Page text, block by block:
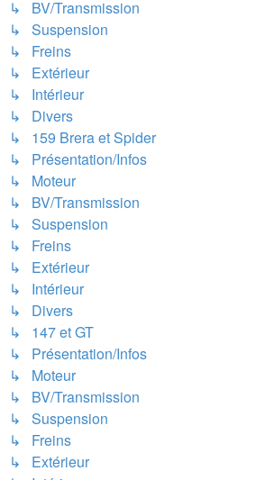
↳ BV/Transmission
↳ Suspension
↳ Freins
↳ Extérieur
↳ Intérieur
↳ Divers
↳ 159 Brera et Spider
↳ Présentation/Infos
↳ Moteur
↳ BV/Transmission
↳ Suspension
↳ Freins
↳ Extérieur
↳ Intérieur
↳ Divers
↳ 147 et GT
↳ Présentation/Infos
↳ Moteur
↳ BV/Transmission
↳ Suspension
↳ Freins
↳ Extérieur